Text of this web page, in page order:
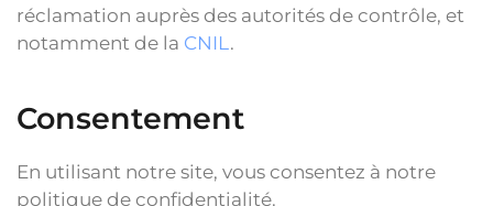
réclamation auprès des autorités de contrôle, et
notamment de la CNIL.
Consentement
En utilisant notre site, vous consentez à notre
politique de confidentialité.